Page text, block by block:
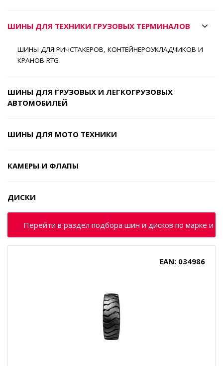
ШИНЫ ДЛЯ ТЕХНИКИ ГРУЗОВЫХ ТЕРМИНАЛОВ
ШИНЫ ДЛЯ РИЧСТАКЕРОВ, КОНТЕЙНЕРОУКЛАДЧИКОВ И
КРАНОВ RTG
ШИНЫ ДЛЯ ГРУЗОВЫХ И ЛЕГКОГРУЗОВЫХ
АВТОМОБИЛЕЙ
ШИНЫ ДЛЯ МОТО ТЕХНИКИ
КАМЕРЫ И ФЛАПЫ
ДИСКИ
Перейти в раздел подбора шин и дисков по марке и
EAN: 034986